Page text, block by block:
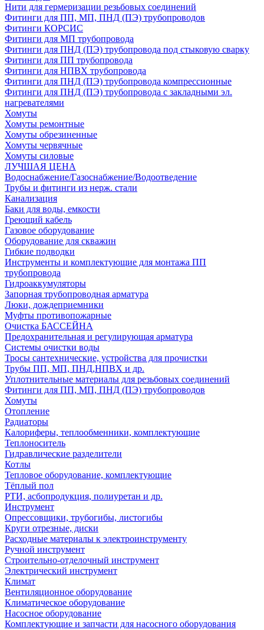
Нити для гермеризации резьбовых соединений
Фитинги для ПП, МП, ПНД (ПЭ) трубопроводов
Фитинги КОРСИС
Фитинги для МП трубопровода
Фитинги для ПНД (ПЭ) трубопровода под стыковую сварку
Фитинги для ПП трубопровода
Фитинги для НПВХ трубопровода
Фитинги для ПНД (ПЭ) трубопровода компрессионные
Фитинги для ПНД (ПЭ) трубопровода с закладными эл.
нагревателями
Хомуты
Хомуты ремонтные
Хомуты обрезиненные
Хомуты червячные
Хомуты силовые
ЛУЧШАЯ ЦЕНА
Водоснабжение/Газоснабжение/Водоотведение
Трубы и фитинги из нерж. стали
Канализация
Баки для воды, емкости
Греющий кабель
Газовое оборудование
Оборудование для скважин
Гибкие подводки
Инструменты и комплектующие для монтажа ПП
трубопровода
Гидроаккумуляторы
Запорная трубопроводная арматура
Люки, дождеприемники
Муфты противопожарные
Очистка БАССЕЙНА
Предохранительная и регулирующая арматура
Системы очистки воды
Тросы сантехнические, устройства для прочистки
Трубы ПП, МП, ПНД,НПВХ и др.
Уплотнительные материалы для резьбовых соединений
Фитинги для ПП, МП, ПНД (ПЭ) трубопроводов
Хомуты
Отопление
Радиаторы
Калориферы, теплообменники, комплектующие
Теплоноситель
Гидравлические разделители
Котлы
Тепловое оборудование, комплектующие
Тёплый пол
РТИ, асбопродукция, полиуретан и др.
Инструмент
Опрессовщики, трубогибы, листогибы
Круги отрезные, диски
Расходные материалы к электроинструменту
Ручной инструмент
Строительно-отделочный инструмент
Электрический инструмент
Климат
Вентиляционное оборудование
Климатическое оборудование
Насосное оборудование
Комплектующие и запчасти для насосного оборудования